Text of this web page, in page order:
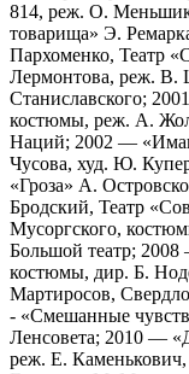
814, реж. О.
товарища» Э.
Пархоменко, Театр
Лермонтова, реж. В.
Станиславского;
костюмы, реж. А.
Наций; 2002 —
Чусова, худ. Ю.
«Гроза» А.
Бродский, Театр
Мусоргского,
Большой театр;
костюмы, дир. Б.
Мартиросов,
- «Смешанные
Ленсовета; 2010 —
реж. Е.